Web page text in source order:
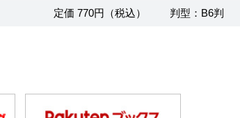
定価 770円（税込） 判型：B6判